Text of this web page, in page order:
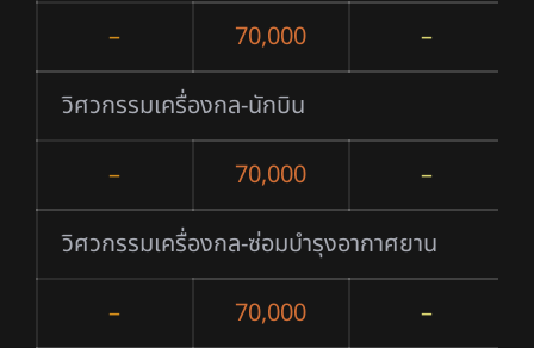
–
70,000
–
วิศวกรรมเครื่องกล-นักบิน
–
70,000
–
วิศวกรรมเครื่องกล-ซ่อมบำรุงอากาศยาน
–
70,000 –